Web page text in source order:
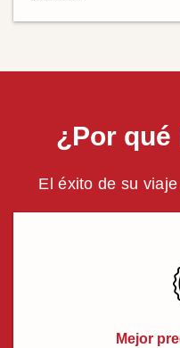
¿Por qué
El éxito de su
Mejor